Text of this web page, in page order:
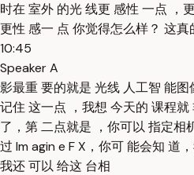
时在 室外 的光 线更 感性 一点 ，
更性 感一 点 你觉得怎么样？ 这
10:45
Speaker A
影最重 要的就是 光线 人工智 能
记住 这一点 ，我想 今天的 课程
了，第 二点就是 ，你可以 指定相
过 Im agin e F X，你可 能会知 道
我还 可以 给这 台相